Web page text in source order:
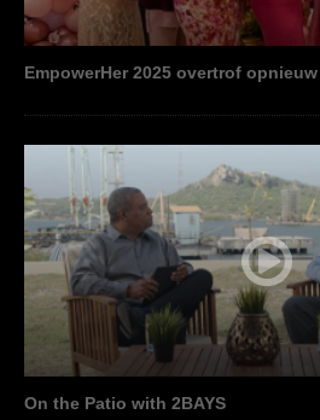
EmpowerHer 2025 overtrof
On the Patio with 2BAYS